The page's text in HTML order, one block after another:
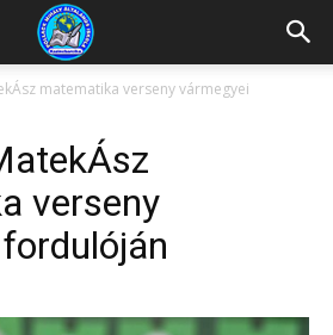
matematika verseny vármegyei
verseny